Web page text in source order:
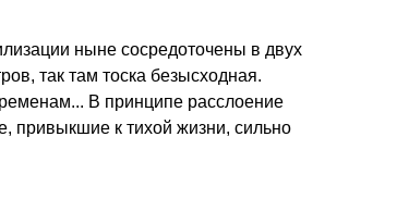
ныне сосредоточены в двух
так там тоска безысходная.
В принципе расслоение
привыкшие к тихой жизни, сильно